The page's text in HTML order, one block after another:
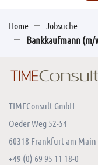
Home Jobsuche
Bankkaufmann (m/
TIMEConsult GmbH
Oeder Weg 52-54
60318 Frankfurt am Main
+49 (0) 69 95 11 18-0